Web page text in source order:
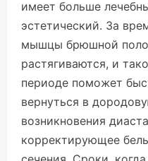
имеет больше
эстетический. За
мышцы брюшной
растягиваются, и
периоде поможет
вернуться в
возникновения
корректирующее